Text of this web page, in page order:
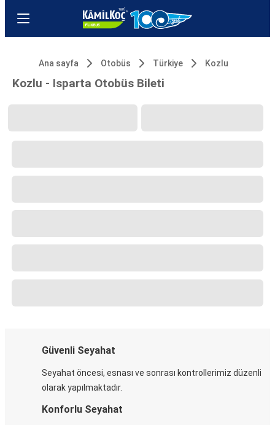
Ana sayfa Otobüs Türkiye Kozlu
Kozlu - Isparta Otobüs Bileti
Güvenli Seyahat
Seyahat öncesi, esnası ve sonrası kontrollerimiz düzenli
olarak yapılmaktadır.
Konforlu Seyahat